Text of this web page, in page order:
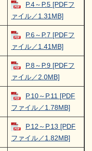
P.4～P.5 [PDFフ
ァイル／1.31MB]
P.6～P.7 [PDFフ
ァイル／1.41MB]
P.8～P.9 [PDFフ
ァイル／2.0MB]
P.10～P.11 [PDF
ファイル／1.78MB]
P.12～P.13 [PDF
ファイル／1.82MB]